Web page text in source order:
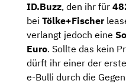
ID.Buzz, den ihr für
bei Tölke+Fischer
verlangt jedoch eine
Euro. Sollte das kein
dürft ihr einer der
e-Bulli durch die